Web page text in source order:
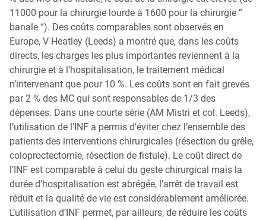
11000 pour la chirurgie lourde à 1600 pour la chirurgie ”
banale “). Des coûts comparables sont observés en
Europe, V Heatley (Leeds) a montré que, dans les coûts
directs, les charges les plus importantes reviennent à la
chirurgie et à l’hospitalisation, le traitement médical
n’intervenant que pour 10 %. Les coûts sont en fait grevés
par 2 % des MC qui sont responsables de 1/3 des
dépenses. Dans une courte série (AM Mistri et col. Leeds),
l’utilisation de l’INF a permis d’éviter chez l’ensemble des
patients des interventions chirurgicales (résection du grêle,
coloproctectomie, résection de fistule). Le coût direct de
l’INF est comparable à celui du geste chirurgical mais la
durée d’hospitalisation est abrégée, l’arrêt de travail est
réduit et la qualité de vie est considérablement améliorée.
L’utilisation d’INF permet, par ailleurs, de réduire les coûts